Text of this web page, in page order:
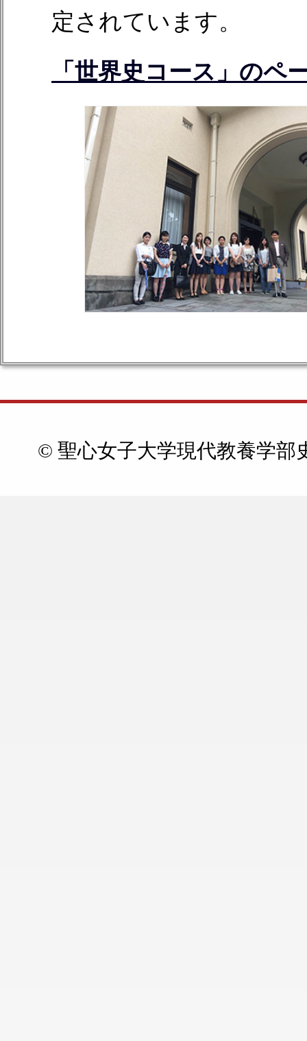
定されています。
「世界史コース」のペ
© 聖心女子大学現代教養学